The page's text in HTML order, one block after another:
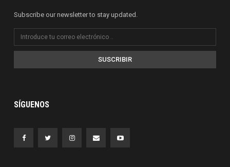
Subscribe our newsletter to stay updated.
SUSCRIBIR
SÍGUENOS